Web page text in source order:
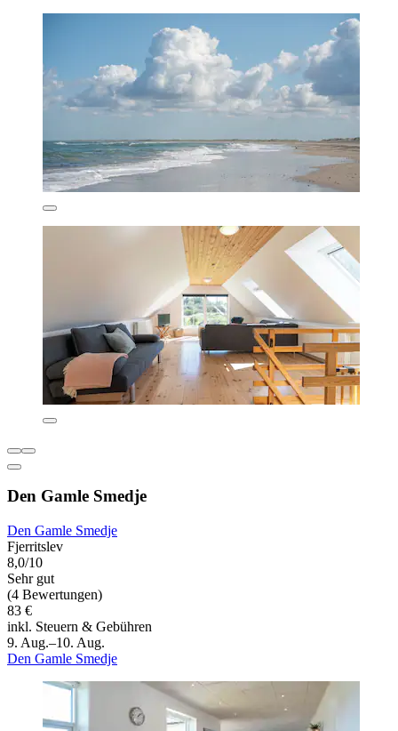
Den Gamle Smedje
Den Gamle Smedje
Fjerritslev
8,0/10
Sehr gut
(4 Bewertungen)
83 €
inkl. Steuern & Gebühren
9. Aug.–10. Aug.
Den Gamle Smedje